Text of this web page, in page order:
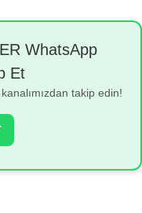
WhatsApp
Et
takip edin!